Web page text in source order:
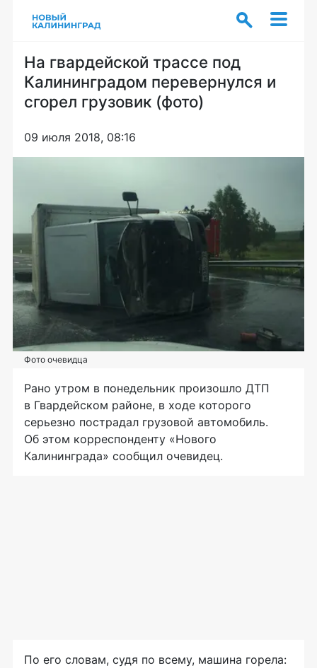
На гвардейской трассе под
Калининградом перевернулся и
сгорел грузовик (фото)
09 июля 2018, 08:16
Фото очевидца
Рано утром в понедельник произошло ДТП
в Гвардейском районе, в ходе которого
серьезно пострадал грузовой автомобиль.
Об этом корреспонденту «Нового
Калининграда» сообщил очевидец.
По его словам, судя по всему, машина горела: